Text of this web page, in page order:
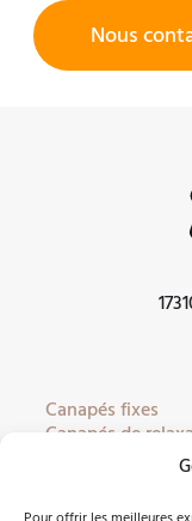
Nous
Canapés fixes
Canapés de
Canapés